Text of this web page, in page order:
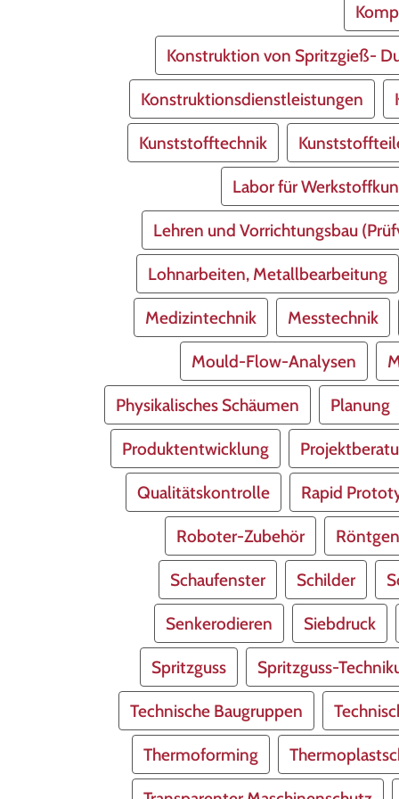
Konstruktion von Spritzgieß-
Konstruktionsdienstleistungen
Kunststofftechnik
Labor für
Lehren und Vorrichtungsbau
Lohnarbeiten, Metallbearbeitung
Medizintechnik Messtechnik
Mould-Flow-Analysen
Physikalisches Schäumen Planung
Produktentwicklung
Qualitätskontrolle Rapid
Roboter-Zubehör Röntgen
Schaufenster Schilder
Senkerodieren Siebdruck
Spritzguss Spritzguss-
Technische Baugruppen
Thermoforming